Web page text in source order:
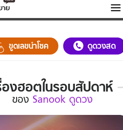
ย
ความรู้รอบตัว
ฮาวทู
ขูดเลขนำโชค ดูดวงสด
องฮอตในรอบสัปดาห์
ของ Sanook ดูดวง